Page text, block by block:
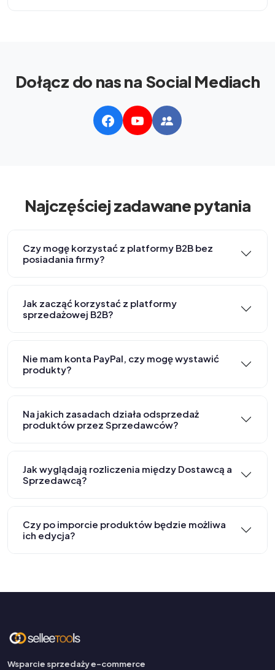
Dołącz do nas na Social Mediach
Najczęściej zadawane pytania
Czy mogę korzystać z platformy B2B bez
posiadania firmy?
Jak zacząć korzystać z platformy
sprzedażowej B2B?
Nie mam konta PayPal, czy mogę wystawić
produkty?
Na jakich zasadach działa odsprzedaż
produktów przez Sprzedawców?
Jak wyglądają rozliczenia między Dostawcą a
Sprzedawcą?
Czy po imporcie produktów będzie możliwa
ich edycja?
Wsparcie sprzedaży e-commerce